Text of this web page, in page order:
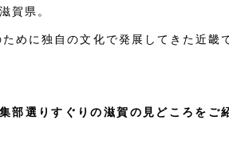
賀県。
めに独自の文化で発展してきた近畿
部選りすぐりの滋賀の見どころをご